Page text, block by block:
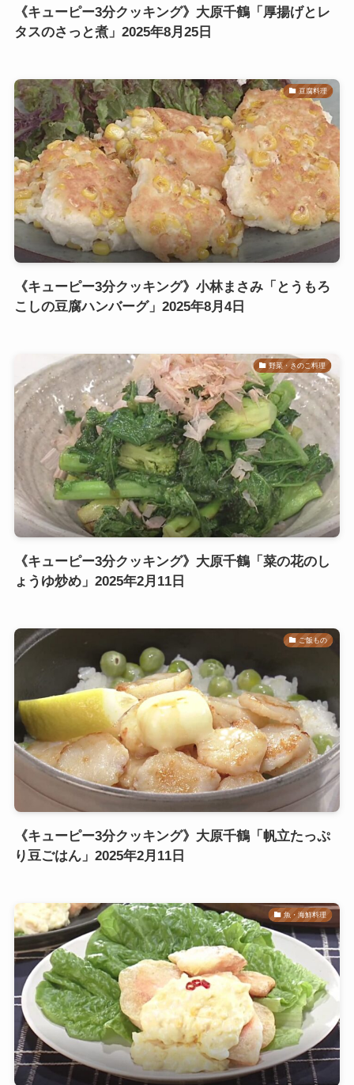
《キューピー3分クッキング》大原千鶴「厚揚げとレ
タスのさっと煮」2025年8月25日
豆腐料理
《キューピー3分クッキング》小林まさみ「とうもろ
こしの豆腐ハンバーグ」2025年8月4日
野菜・きのこ料理
《キューピー3分クッキング》大原千鶴「菜の花のし
ょうゆ炒め」2025年2月11日
ご飯もの
《キューピー3分クッキング》大原千鶴「帆立たっぷ
り豆ごはん」2025年2月11日
魚・海鮮料理